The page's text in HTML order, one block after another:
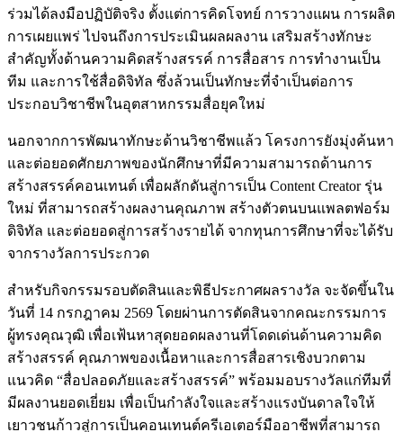
ร่วมได้ลงมือปฏิบัติจริง ตั้งแต่การคิดโจทย์ การวางแผน การผลิต
การเผยแพร่ ไปจนถึงการประเมินผลผลงาน เสริมสร้างทักษะ
สำคัญทั้งด้านความคิดสร้างสรรค์ การสื่อสาร การทำงานเป็น
ทีม และการใช้สื่อดิจิทัล ซึ่งล้วนเป็นทักษะที่จำเป็นต่อการ
ประกอบวิชาชีพในอุตสาหกรรมสื่อยุคใหม่
นอกจากการพัฒนาทักษะด้านวิชาชีพแล้ว โครงการยังมุ่งค้นหา
และต่อยอดศักยภาพของนักศึกษาที่มีความสามารถด้านการ
สร้างสรรค์คอนเทนต์ เพื่อผลักดันสู่การเป็น Content Creator รุ่น
ใหม่ ที่สามารถสร้างผลงานคุณภาพ สร้างตัวตนบนแพลตฟอร์ม
ดิจิทัล และต่อยอดสู่การสร้างรายได้ จากทุนการศึกษาที่จะได้รับ
จากรางวัลการประกวด
สำหรับกิจกรรมรอบตัดสินและพิธีประกาศผลรางวัล จะจัดขึ้นใน
วันที่ 14 กรกฎาคม 2569 โดยผ่านการตัดสินจากคณะกรรมการ
ผู้ทรงคุณวุฒิ เพื่อเฟ้นหาสุดยอดผลงานที่โดดเด่นด้านความคิด
สร้างสรรค์ คุณภาพของเนื้อหาและการสื่อสารเชิงบวกตาม
แนวคิด “สื่อปลอดภัยและสร้างสรรค์” พร้อมมอบรางวัลแก่ทีมที่
มีผลงานยอดเยี่ยม เพื่อเป็นกำลังใจและสร้างแรงบันดาลใจให้
เยาวชนก้าวสู่การเป็นคอนเทนต์ครีเอเตอร์มืออาชีพที่สามารถ